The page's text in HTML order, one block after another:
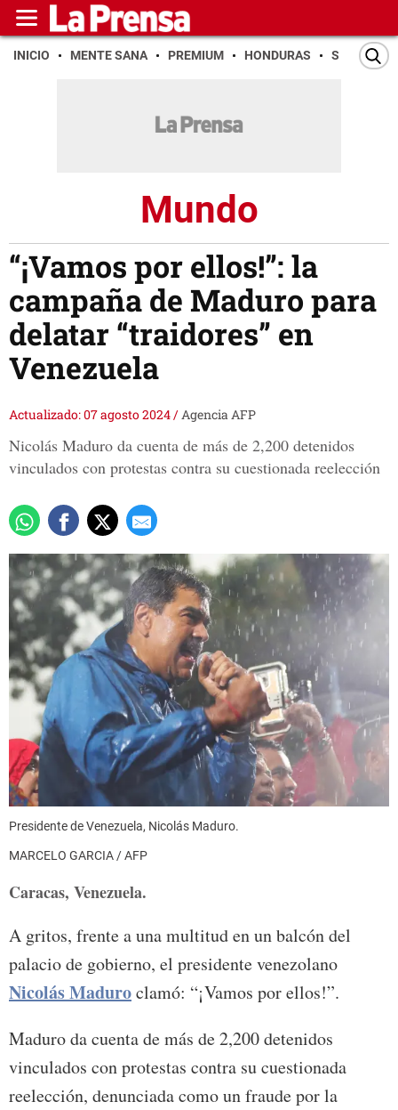
INICIO MENTE SANA PREMIUM HONDURAS SAN PEDRO
Mundo
“¡Vamos por ellos!”: la
campaña de Maduro para
delatar “traidores” en
Venezuela
Actualizado: 07 agosto 2024/Agencia AFP
Nicolás Maduro da cuenta de más de 2,200 detenidos
vinculados con protestas contra su cuestionada reelección
Presidente de Venezuela, Nicolás Maduro.
MARCELO GARCIA / AFP
Caracas, Venezuela.
A gritos, frente a una multitud en un balcón del
palacio de gobierno, el presidente venezolano
Nicolás Maduroclamó: “¡Vamos por ellos!”.
Maduro da cuenta de más de 2,200 detenidos
vinculados con protestas contra su cuestionada
reelección, denunciada como un fraude por la